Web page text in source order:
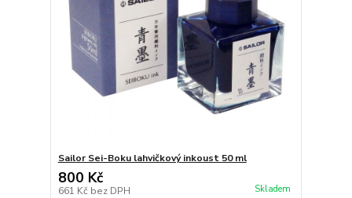
Sailor Sei-Boku lahvičkový inkoust 50 ml
800 Kč
661 Kč bez DPH Skladem